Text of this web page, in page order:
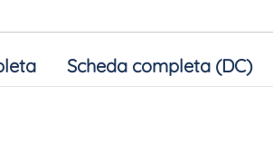
Scheda completa (DC)